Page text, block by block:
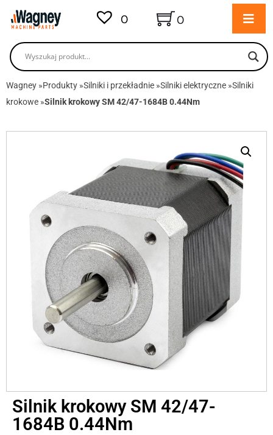
0 0
Wagney »Produkty »Silniki i przekładnie »Silniki elektryczne »Silniki
krokowe »Silnik krokowy SM 42/47-1684B 0.44Nm
Silnik krokowy SM 42/47-
1684B 0.44Nm